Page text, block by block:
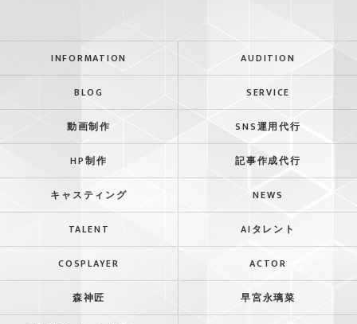
INFORMATION AUDITION
BLOG SERVICE
動画制作 SNS運用代行
HP制作 記事作成代行
キャスティング NEWS
TALENT AIタレント
COSPLAYER ACTOR
森神匠 早宮永璃菜